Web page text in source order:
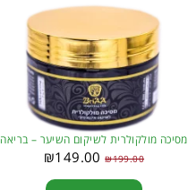
מסיכה מולקולרית לשיקום השיער – בריאה
₪199.00
₪149.00